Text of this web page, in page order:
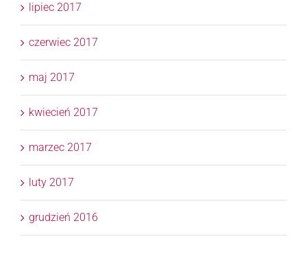
lipiec 2017
czerwiec 2017
maj 2017
kwiecień 2017
marzec 2017
luty 2017
grudzień 2016